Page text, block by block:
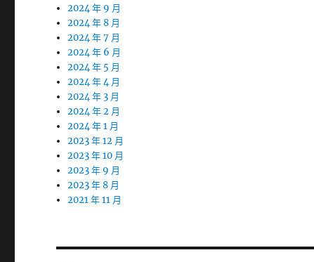
2024 年 9 月
2024 年 8 月
2024 年 7 月
2024 年 6 月
2024 年 5 月
2024 年 4 月
2024 年 3 月
2024 年 2 月
2024 年 1 月
2023 年 12 月
2023 年 10 月
2023 年 9 月
2023 年 8 月
2021 年 11 月